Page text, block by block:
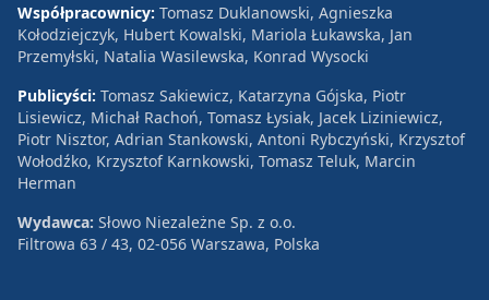
Współpracownicy: Tomasz Duklanowski, Agnieszka
Kołodziejczyk, Hubert Kowalski, Mariola Łukawska, Jan
Przemyłski, Natalia Wasilewska, Konrad Wysocki
Publicyści: Tomasz Sakiewicz, Katarzyna Gójska, Piotr
Lisiewicz, Michał Rachoń, Tomasz Łysiak, Jacek Liziniewicz,
Piotr Nisztor, Adrian Stankowski, Antoni Rybczyński, Krzysztof
Wołodźko, Krzysztof Karnkowski, Tomasz Teluk, Marcin
Herman
Wydawca: Słowo Niezależne Sp. z o.o.
Filtrowa 63 / 43, 02-056 Warszawa, Polska